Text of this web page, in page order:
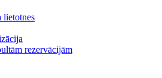
lietotnes
rezervācijām